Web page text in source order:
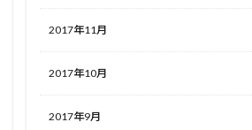
2017年11月
2017年10月
2017年9月